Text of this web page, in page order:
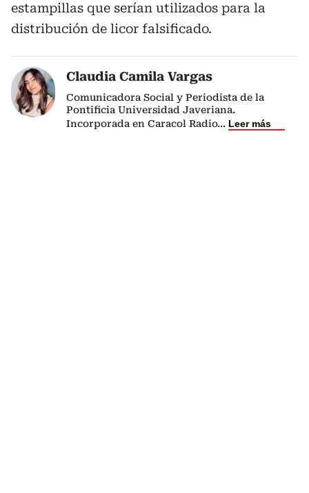
estampillas que serían utilizados para la
distribución de licor falsificado.
Claudia Camila Vargas
Comunicadora Social y Periodista de la
Pontificia Universidad Javeriana.
Incorporada en Caracol Radio... Leer más